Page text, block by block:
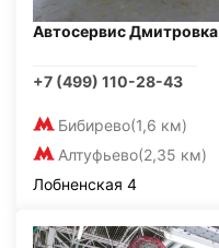
Автосервис Дмитровка
+7 (499) 110-28-43
Бибирево(1,6 км)
Алтуфьево(2,35 км)
Лобненская 4